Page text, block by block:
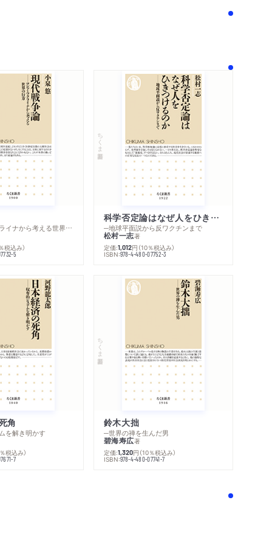
社会に根付かせるために／技術による対抗の
ディアの優位性／出遅れた日本のフェイク対
をどう生きるか？──未来への提言
き方
フェイク情報の拡散に加担しないためにできる
②感情に流されない／③「自分だけは騙され
源を確認する／②「語り手」が専門家かどうか
突き合わせる／④画像や動画の真偽を疑う／
誹謗中傷の加害者にも被害者にもならないた
まで／「いかに富を築くか」を競った産業社会
社会的進化
った現在／豊かな情報社会への進化
の未来を生きる私たちへ
─ロシア・ウクライナから考える世界の行方
税込み）
5
ちくま新書
科学否定論はなぜ人をひきつけるのか
─地球平面説から反ワクチンまで
松村一志著
定価:1,012円 （10％税込み）
ISBN:978-4-480-07752-3
角
を解き明かす
税込み）
7
ちくま新書
鈴木大拙
─世界の禅を生んだ男
碧海寿広著
定価:1,320円 （10％税込み）
ISBN:978-4-480-07741-7